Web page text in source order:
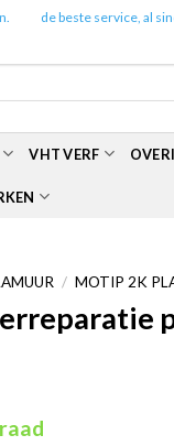
de beste service, al
VHT VERF
/ MOTIP 2K